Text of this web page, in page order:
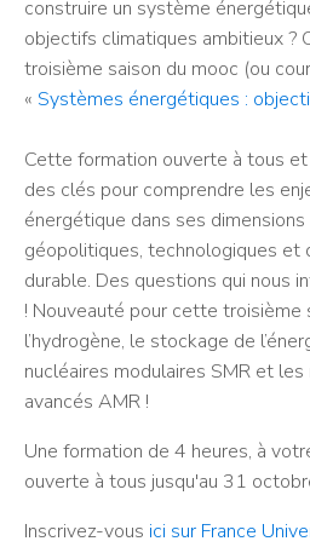
construire un système
objectifs climatiques ambitieux ?
troisième saison du mooc (ou
« Systèmes énergétiques :
Cette formation ouverte à tous
des clés pour comprendre les
énergétique dans ses
géopolitiques, technologiques et
durable. Des questions qui nous
! Nouveauté pour cette troisième
l’hydrogène, le stockage de
nucléaires modulaires SMR et
avancés AMR !
Une formation de 4 heures, à
ouverte à tous jusqu'au 31
Inscrivez-vous ici sur France